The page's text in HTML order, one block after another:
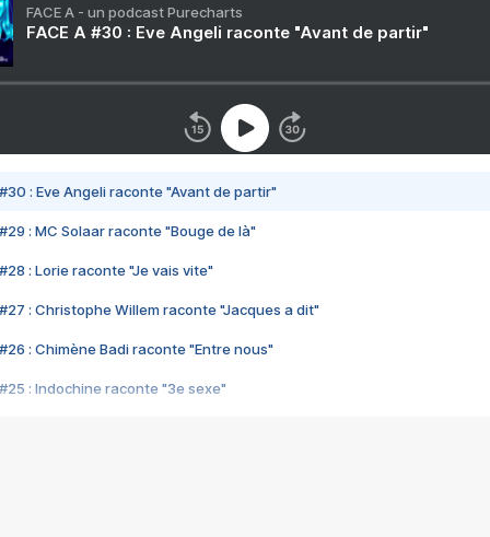
FACE A - un podcast Purecharts
FACE A #30 : Eve Angeli raconte "Avant de partir"
#30 : Eve Angeli raconte "Avant de partir"
#29 : MC Solaar raconte "Bouge de là"
#28 : Lorie raconte "Je vais vite"
#27 : Christophe Willem raconte "Jacques a dit"
#26 : Chimène Badi raconte "Entre nous"
#25 : Indochine raconte "3e sexe"